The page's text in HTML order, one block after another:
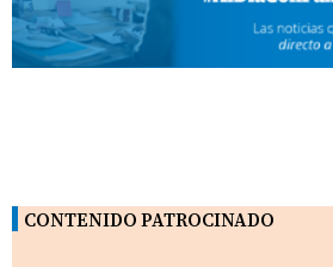
CONTENIDO PATROCINADO